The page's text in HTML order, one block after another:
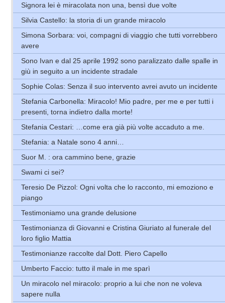
Signora lei è miracolata non una, bensì due volte
Silvia Castello: la storia di un grande miracolo
Simona Sorbara: voi, compagni di viaggio che tutti vorrebbero
avere
Sono Ivan e dal 25 aprile 1992 sono paralizzato dalle spalle in
giù in seguito a un incidente stradale
Sophie Colas: Senza il suo intervento avrei avuto un incidente
Stefania Carbonella: Miracolo! Mio padre, per me e per tutti i
presenti, torna indietro dalla morte!
Stefania Cestari: …come era già più volte accaduto a me.
Stefania: a Natale sono 4 anni…
Suor M. : ora cammino bene, grazie
Swami ci sei?
Teresio De Pizzol: Ogni volta che lo racconto, mi emoziono e
piango
Testimoniamo una grande delusione
Testimonianza di Giovanni e Cristina Giuriato al funerale del
loro figlio Mattia
Testimonianze raccolte dal Dott. Piero Capello
Umberto Faccio: tutto il male in me sparì
Un miracolo nel miracolo: proprio a lui che non ne voleva
sapere nulla